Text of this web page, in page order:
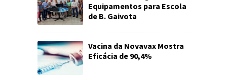
Equipamentos para Escola
de B. Gaivota
Vacina da Novavax Mostra
Eficácia de 90,4%